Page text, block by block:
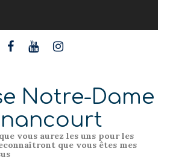
Notre-Dame
vous aurez les uns pour les
que vous êtes mes